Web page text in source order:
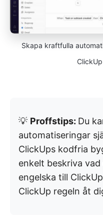
Skapa kraftfulla
💡 Proffstips: Du
automatiseringar
ClickUps kodfria
enkelt beskriva
engelska till
ClickUp regeln åt